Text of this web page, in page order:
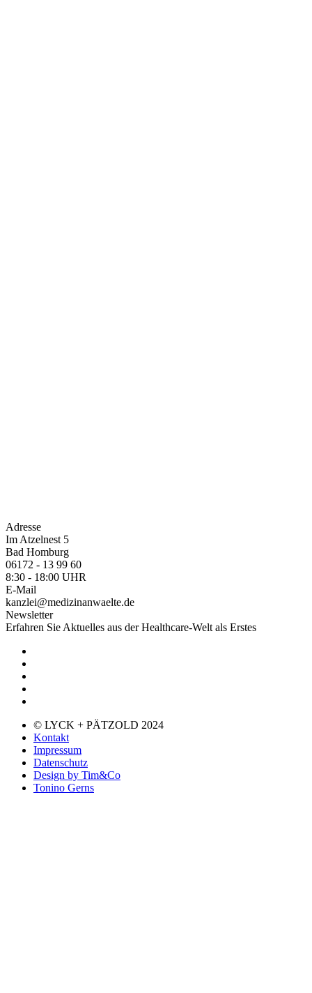
Adresse
Im Atzelnest 5
Bad Homburg
06172 - 13 99 60
8:30 - 18:00 UHR
E-Mail
kanzlei@medizinanwaelte.de
Newsletter
Erfahren Sie Aktuelles aus der Healthcare-Welt als Erstes
© LYCK + PÄTZOLD 2024
Kontakt
Impressum
Datenschutz
Design by Tim&Co
Tonino Gerns